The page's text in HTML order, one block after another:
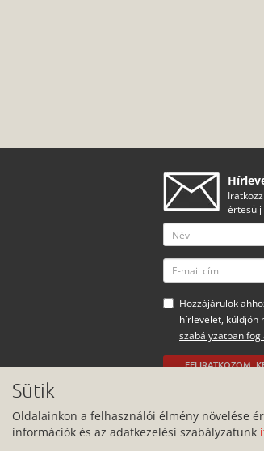
értesülj
Hozzájárulok
hírlevelet, küldjön
szabályzatban
FELIRATKOZOM,
Minden jog
Sütik
Oldalainkon a felhasználói élmény növelése
információk és az adatkezelési szabályzatunk